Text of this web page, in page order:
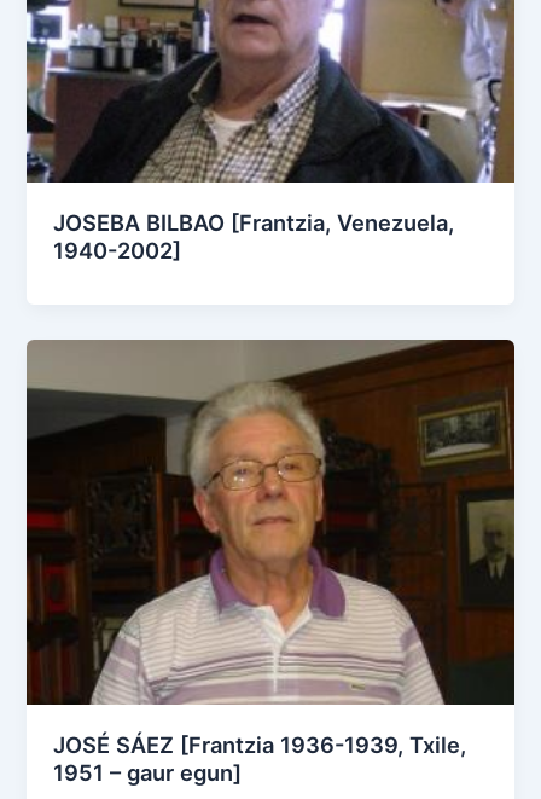
JOSEBA BILBAO [Frantzia, Venezuela,
1940-2002]
JOSÉ SÁEZ [Frantzia 1936-1939, Txile,
1951 – gaur egun]